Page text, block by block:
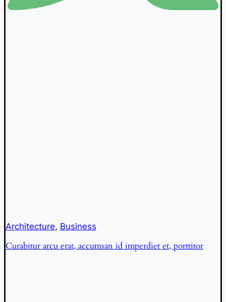
Architecture, Business
Curabitur arcu erat, accumsan id imperdiet et, porttitor